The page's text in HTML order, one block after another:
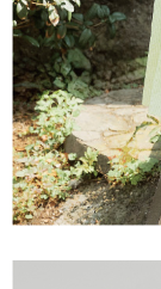
海外配送